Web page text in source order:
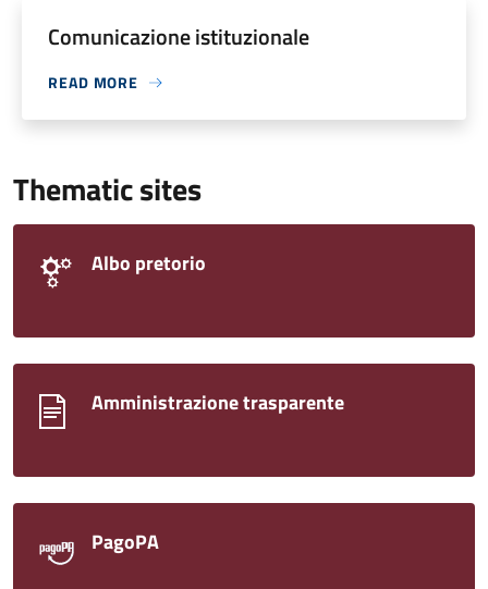
Comunicazione istituzionale
READ MORE
Thematic sites
Albo pretorio
Amministrazione trasparente
PagoPA